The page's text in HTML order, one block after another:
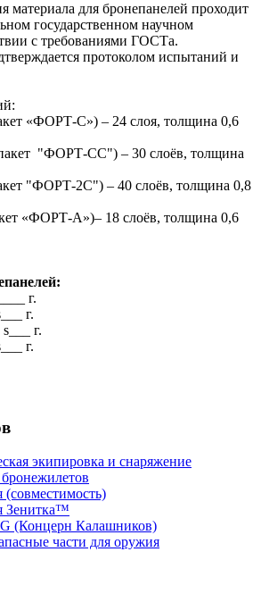
материала для бронепанелей проходит
государственном научном
с требованиями ГОСТа.
протоколом испытаний и
«ФОРТ-С») – 24 слоя, толщина 0,6
"ФОРТ-СС") – 30 слоёв, толщина
"ФОРТ-2С") – 40 слоёв, толщина 0,8
«ФОРТ-А»)– 18 слоёв, толщина 0,6
г.
г.
г.
г.
экипировка и снаряжение
Зенитка™
(Концерн Калашников)
части для оружия